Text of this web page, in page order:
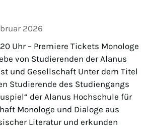
2026
Uhr – Premiere Tickets Monologe
von Studierenden der Alanus
und Gesellschaft Unter dem Titel
Studierende des Studiengangs
der Alanus Hochschule für
Monologe und Dialoge aus
Literatur und erkunden